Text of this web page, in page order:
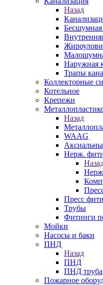
Назад
Бесшумная
Наружная
Трапы
Коллекторные
Котельное
Крепежи
Назад
WAAG
Нерж.
Пресс
Трубы
Фитинги
Мойки
Насосы и баки
ПНД
Назад
ПНД
ПНД труба
Пожарное